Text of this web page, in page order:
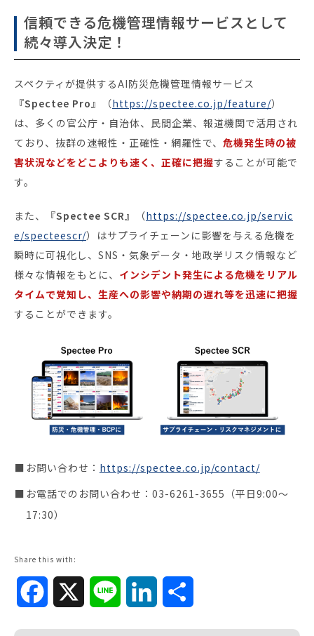
信頼できる危機管理情報サービスとして
続々導入決定！
スペクティが提供するAI防災危機管理情報サービス
『Spectee Pro』
（https://spectee.co.jp/feature/）
は、多くの官公庁・自治体、民間企業、報道機関で活用され
ており、抜群の速報性・正確性・網羅性で、 危機発生時の被
害状況などをどこよりも速く、正確に把握することが可能で
す。
また、 『Spectee SCR』 （https://spectee.co.jp/servic
e/specteescr/）はサプライチェーンに影響を与える危機を
瞬時に可視化し、SNS・気象データ・地政学リスク情報など
様々な情報をもとに、 インシデント発生による危機をリアル
タイムで覚知し、生産への影響や納期の遅れ等を迅速に把握
することができます。
お問い合わせ： https://spectee.co.jp/contact/
お電話でのお問い合わせ：03-6261-3655（平日9:00～
17:30）
Share this with:
Facebook Line LinkedIn